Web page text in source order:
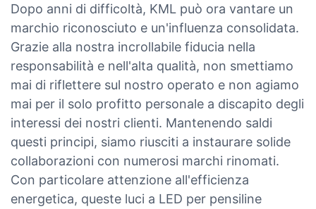
Dopo anni di difficoltà, KML può ora vantare un
marchio riconosciuto e un'influenza consolidata.
Grazie alla nostra incrollabile fiducia nella
responsabilità e nell'alta qualità, non smettiamo
mai di riflettere sul nostro operato e non agiamo
mai per il solo profitto personale a discapito degli
interessi dei nostri clienti. Mantenendo saldi
questi principi, siamo riusciti a instaurare solide
collaborazioni con numerosi marchi rinomati.
Con particolare attenzione all'efficienza
energetica, queste luci a LED per pensiline